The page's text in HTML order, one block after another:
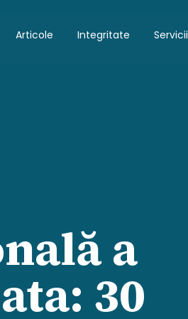
Articole Integritate Servicii
a
30